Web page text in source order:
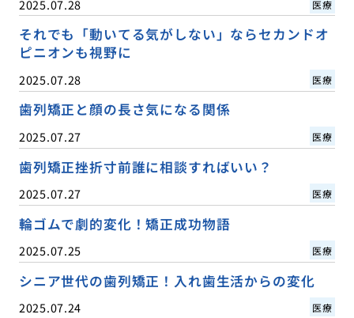
2025.07.28 医療
それでも「動いてる気がしない」ならセカンドオ
ピニオンも視野に
2025.07.28 医療
歯列矯正と顔の長さ気になる関係
2025.07.27 医療
歯列矯正挫折寸前誰に相談すればいい？
2025.07.27 医療
輪ゴムで劇的変化！矯正成功物語
2025.07.25 医療
シニア世代の歯列矯正！入れ歯生活からの変化
2025.07.24 医療